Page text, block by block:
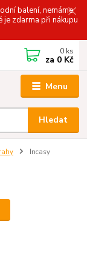
balení, nemáme
zdarma při nákupu
Menu
Hledat
0 ks
za 0 Kč
Incasy